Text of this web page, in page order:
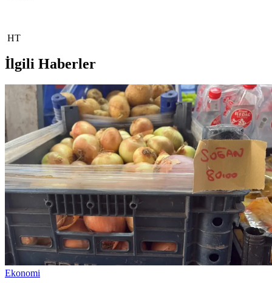
HT
İlgili Haberler
Ekonomi